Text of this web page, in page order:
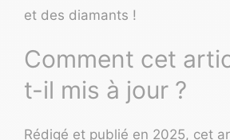
et des diamants !
Comment cet
t-il mis à jour ?
Rédigé et publié en 2025, cet